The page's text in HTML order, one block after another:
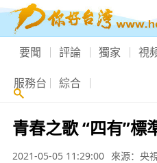
要聞 評論 獨家 視
服務台 綜合
青春之歌 “四有”標
2021-05-05 11:29:00 來源：央